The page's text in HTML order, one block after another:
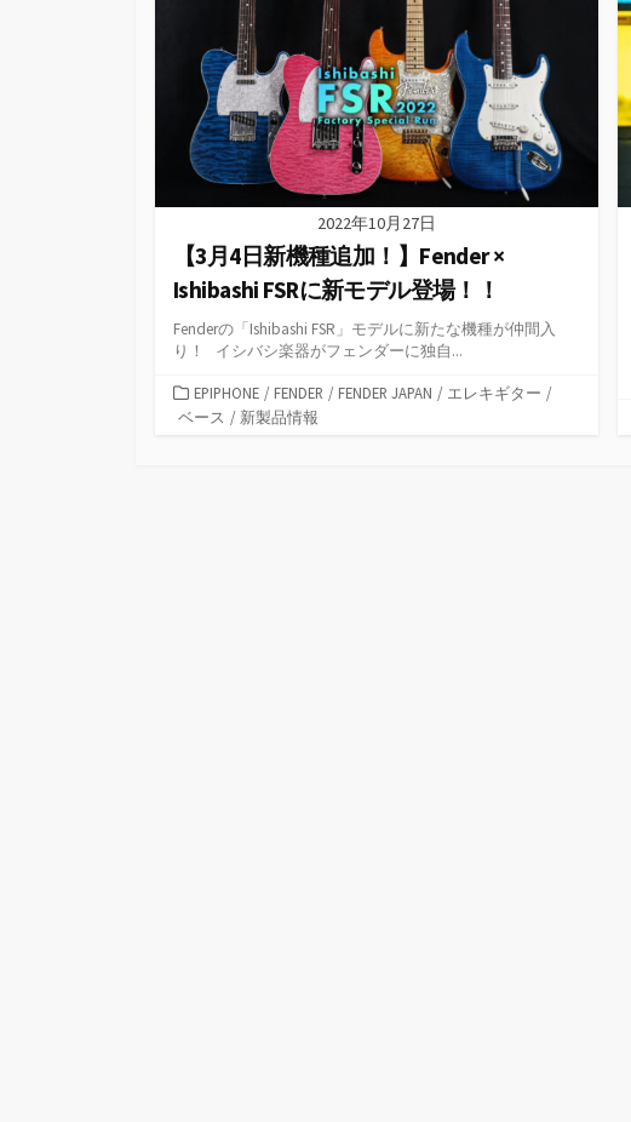
2022年10月27日
【3月4日新機種追加！】Fender ×
Ishibashi FSRに新モデル登場！！
Fenderの「Ishibashi FSR」モデルに新たな機種が仲間入
り！ イシバシ楽器がフェンダーに独自...
カ
テ
EPIPHONE / FENDER / FENDER JAPAN / エレキギター /
ベース / 新製品情報